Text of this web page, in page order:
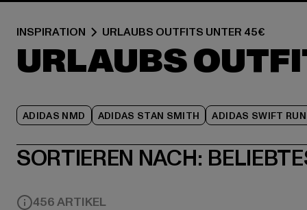
INSPIRATION URLAUBS OUTFITS UNTER 45€
URLAUBS
ADIDAS NMD ADIDAS STAN SMITH ADIDAS SWIFT RUN
SORTIEREN NACH:
456 ARTIKEL